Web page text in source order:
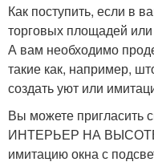
Как поступить, если в
торговых площадей
А вам необходимо
такие как, например,
создать уют или
Вы можете пригласить
ИНТЕРЬЕР НА ВЫСОТЕ.
имитацию окна с